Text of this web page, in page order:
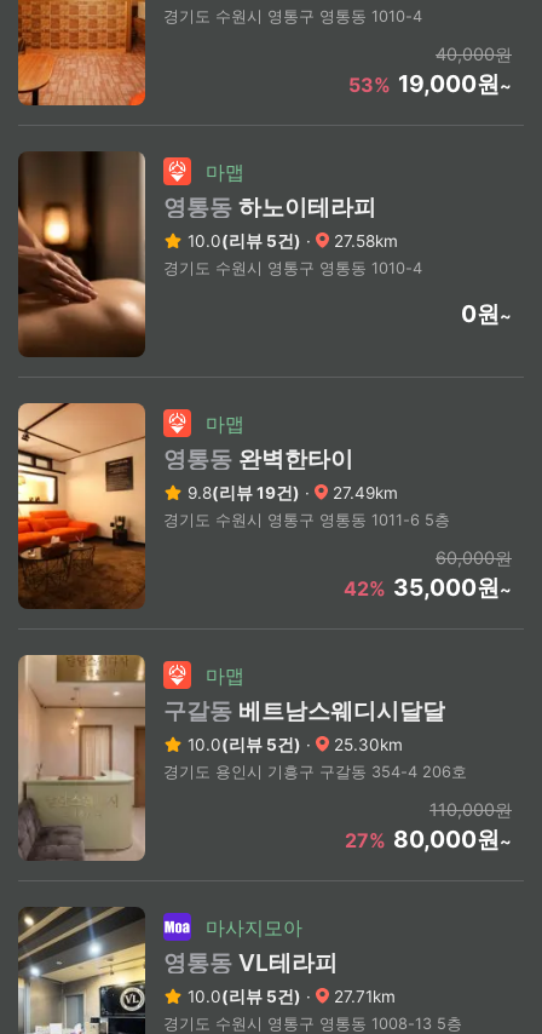
경기도 수원시 영통구 영통동 1010-4
40,000원
53% 19,000원~
마맵
영통동 하노이테라피
10.0(리뷰 5건) · 27.58km
경기도 수원시 영통구 영통동 1010-4
0원~
마맵
영통동 완벽한타이
9.8(리뷰 19건) · 27.49km
경기도 수원시 영통구 영통동 1011-6 5층
60,000원
42% 35,000원~
마맵
구갈동 베트남스웨디시달달
10.0(리뷰 5건) · 25.30km
경기도 용인시 기흥구 구갈동 354-4 206호
110,000원
27% 80,000원~
마사지모아
영통동 VL테라피
10.0(리뷰 5건) · 27.71km
경기도 수원시 영통구 영통동 1008-13 5층